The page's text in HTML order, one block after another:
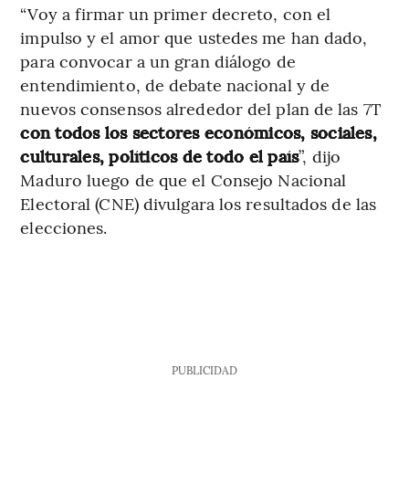
“Voy a firmar un primer decreto, con el
impulso y el amor que ustedes me han dado,
para convocar a un gran diálogo de
entendimiento, de debate nacional y de
nuevos consensos alrededor del plan de las 7T
con todos los sectores económicos, sociales,
culturales, políticos de todo el país”, dijo
Maduro luego de que el Consejo Nacional
Electoral (CNE) divulgara los resultados de las
elecciones.
PUBLICIDAD